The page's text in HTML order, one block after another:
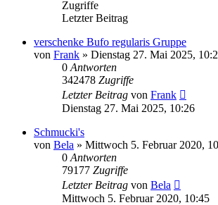
Zugriffe
Letzter Beitrag
verschenke Bufo regularis Gruppe
von Frank » Dienstag 27. Mai 2025,
0 Antworten
342478 Zugriffe
Letzter Beitrag von Frank
Dienstag 27. Mai 2025, 10:26
Schmucki's
von Bela » Mittwoch 5. Februar 2020,
0 Antworten
79177 Zugriffe
Letzter Beitrag von Bela
Mittwoch 5. Februar 2020, 10:45